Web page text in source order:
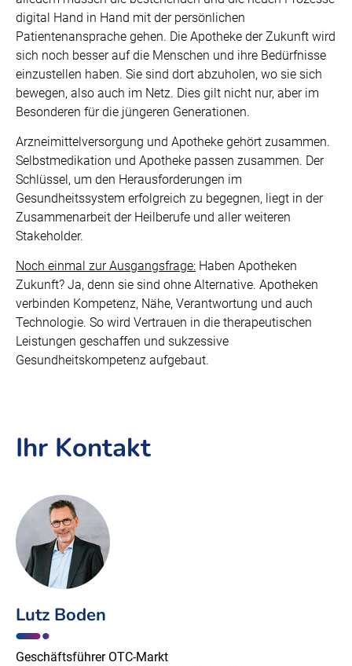
digital Hand in Hand mit der persönlichen
Patientenansprache gehen. Die Apotheke der Zukunft wird
sich noch besser auf die Menschen und ihre Bedürfnisse
einzustellen haben. Sie sind dort abzuholen, wo sie sich
bewegen, also auch im Netz. Dies gilt nicht nur, aber im
Besonderen für die jüngeren Generationen.
Arzneimittelversorgung und Apotheke gehört zusammen.
Selbstmedikation und Apotheke passen zusammen. Der
Schlüssel, um den Herausforderungen im
Gesundheitssystem erfolgreich zu begegnen, liegt in der
Zusammenarbeit der Heilberufe und aller weiteren
Stakeholder.
Noch einmal zur Ausgangsfrage: Haben Apotheken
Zukunft? Ja, denn sie sind ohne Alternative. Apotheken
verbinden Kompetenz, Nähe, Verantwortung und auch
Technologie. So wird Vertrauen in die therapeutischen
Leistungen geschaffen und sukzessive
Gesundheitskompetenz aufgebaut.
Ihr Kontakt
Lutz Boden
Geschäftsführer OTC-Markt